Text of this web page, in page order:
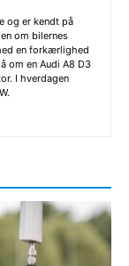
og er kendt på
om bilernes
en forkærlighed
om en Audi A8 D3
I hverdagen